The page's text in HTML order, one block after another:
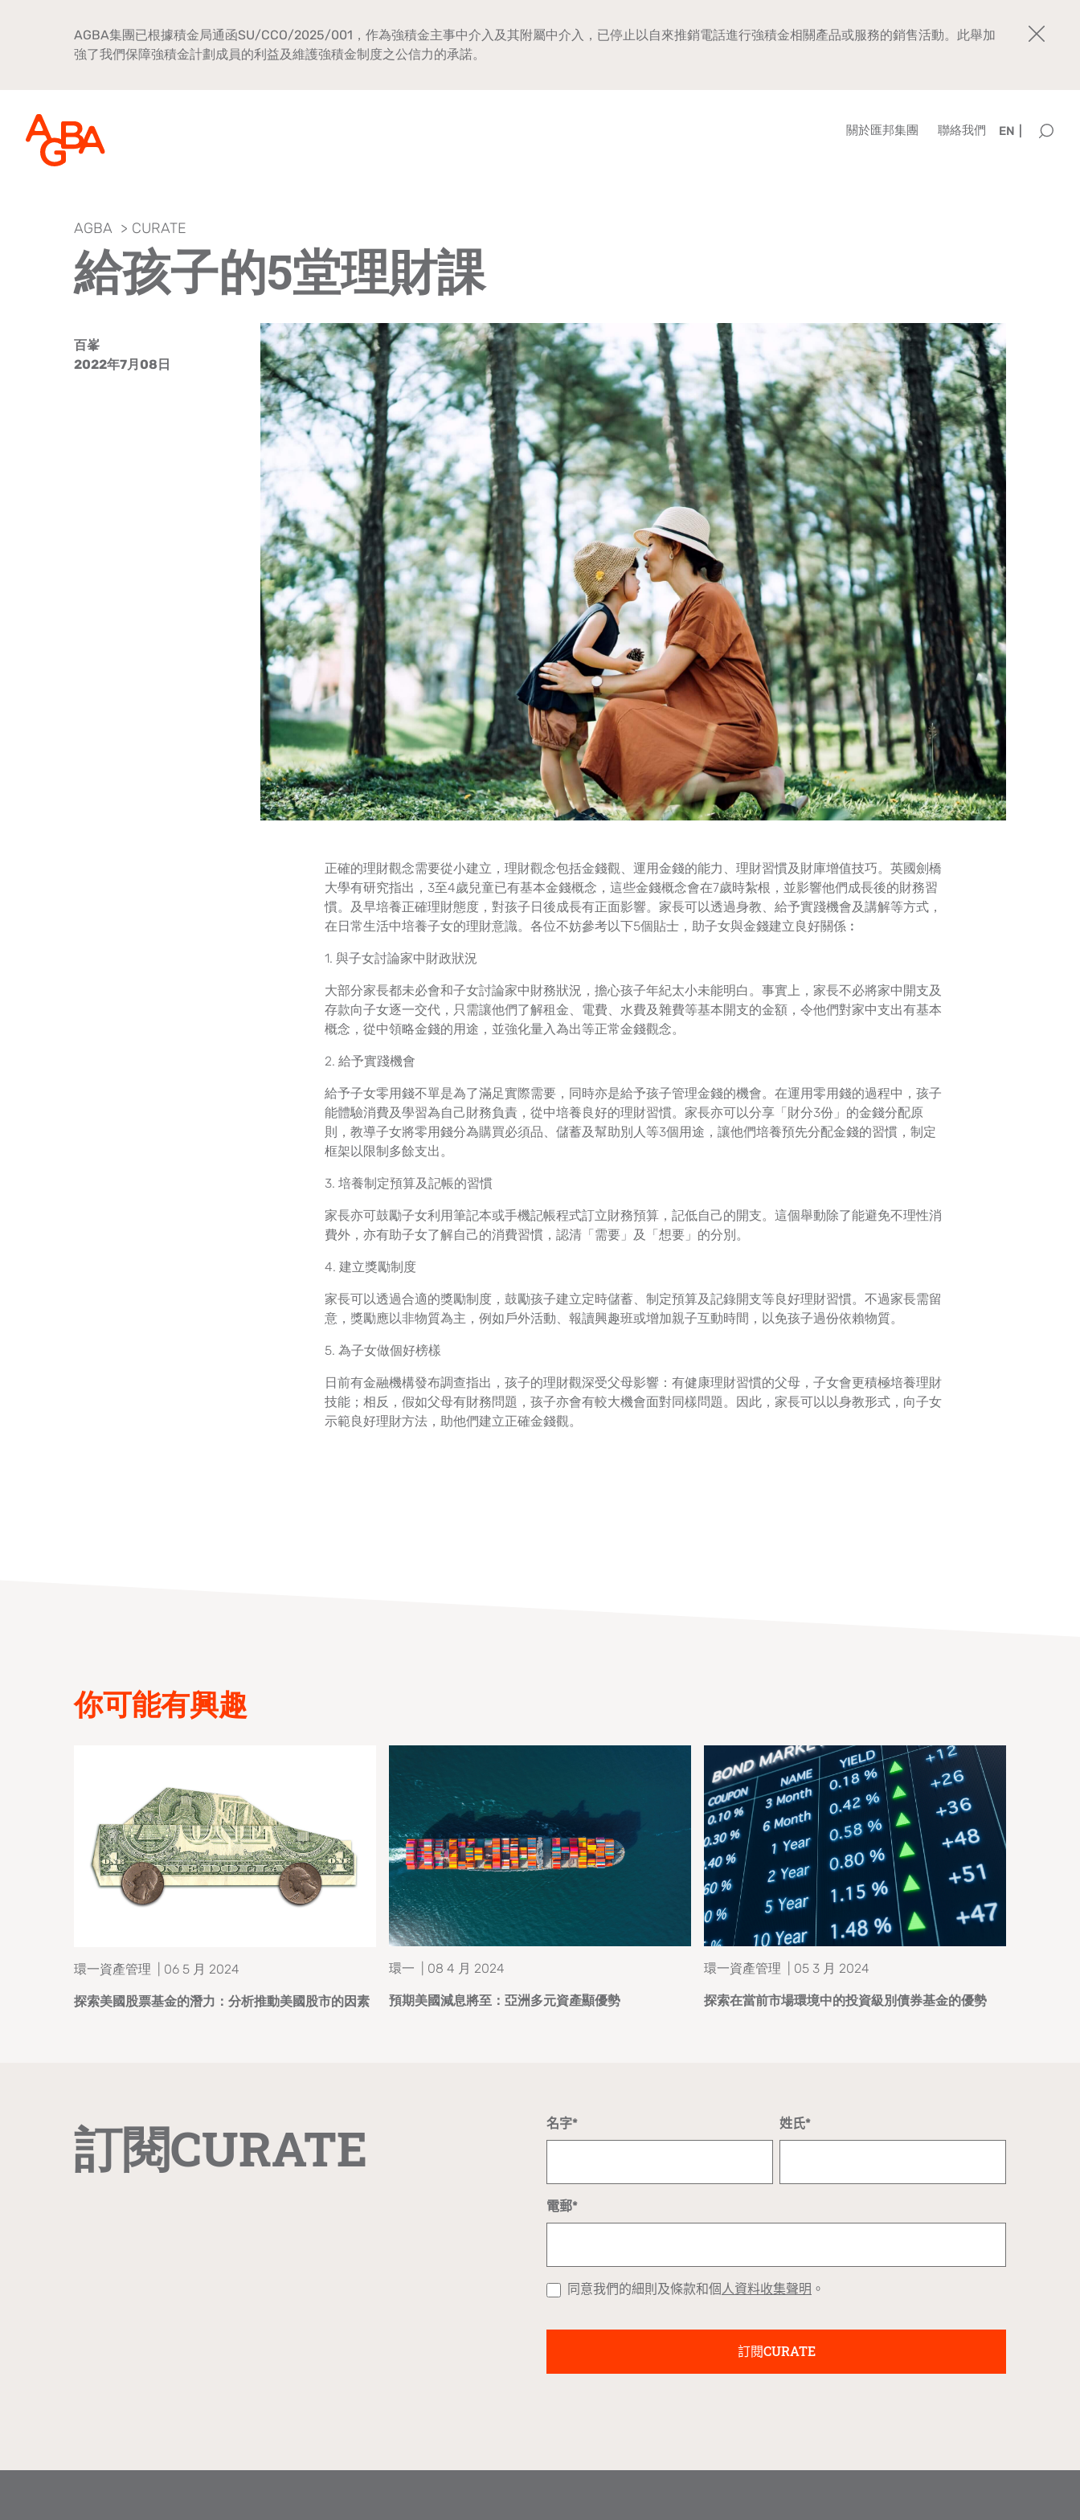
AGBA集團已根據積金局通函SU/CCO/2025/001，作為強積金主事中介入及其附屬中介入，已停止以自來推銷電話進行強積金相關產品或服務的銷售活動。此舉加
強了我們保障強積金計劃成員的利益及維護強積金制度之公信力的承諾。
關於匯邦集團 聯絡我們 EN
關於AGBA
新聞中心
公司文化
AGBA > CURATE
給孩子的5堂理財課
百峯
2022年7月08日
正確的理財觀念需要從小建立，理財觀念包括金錢觀、運用金錢的能力、理財習慣及財庫增值技巧。英國劍橋
大學有研究指出，3至4歲兒童已有基本金錢概念，這些金錢概念會在7歲時紮根，並影響他們成長後的財務習
慣。及早培養正確理財態度，對孩子日後成長有正面影響。家長可以透過身教、給予實踐機會及講解等方式，
在日常生活中培養子女的理財意識。各位不妨參考以下5個貼士，助子女與金錢建立良好關係︰
1. 與子女討論家中財政狀況
大部分家長都未必會和子女討論家中財務狀況，擔心孩子年紀太小未能明白。事實上，家長不必將家中開支及
存款向子女逐一交代，只需讓他們了解租金、電費、水費及雜費等基本開支的金額，令他們對家中支出有基本
概念，從中領略金錢的用途，並強化量入為出等正常金錢觀念。
2. 給予實踐機會
給予子女零用錢不單是為了滿足實際需要，同時亦是給予孩子管理金錢的機會。在運用零用錢的過程中，孩子
能體驗消費及學習為自己財務負責，從中培養良好的理財習慣。家長亦可以分享「財分3份」的金錢分配原
則，教導子女將零用錢分為購買必須品、儲蓄及幫助別人等3個用途，讓他們培養預先分配金錢的習慣，制定
框架以限制多餘支出。
3. 培養制定預算及記帳的習慣
家長亦可鼓勵子女利用筆記本或手機記帳程式訂立財務預算，記低自己的開支。這個舉動除了能避免不理性消
費外，亦有助子女了解自己的消費習慣，認清「需要」及「想要」的分別。
4. 建立獎勵制度
家長可以透過合適的獎勵制度，鼓勵孩子建立定時儲蓄、制定預算及記錄開支等良好理財習慣。不過家長需留
意，獎勵應以非物質為主，例如戶外活動、報讀興趣班或增加親子互動時間，以免孩子過份依賴物質。
5. 為子女做個好榜樣
日前有金融機構發布調查指出，孩子的理財觀深受父母影響：有健康理財習慣的父母，子女會更積極培養理財
技能；相反，假如父母有財務問題，孩子亦會有較大機會面對同樣問題。因此，家長可以以身教形式，向子女
示範良好理財方法，助他們建立正確金錢觀。
你可能有興趣
環一資產管理 | 06 5 月 2024
探索美國股票基金的潛力：分析推動美國股市的因素
環一 | 08 4 月 2024
預期美國減息將至：亞洲多元資產顯優勢
環一資產管理 | 05 3 月 2024
探索在當前市場環境中的投資級別債券基金的優勢
訂閱CURATE 名字* 姓氏*
電郵*
同意我們的細則及條款和個 人資料收集聲明 。